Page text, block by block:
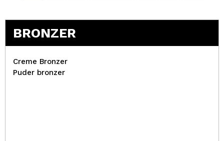
BRONZER
Creme Bronzer
Puder bronzer